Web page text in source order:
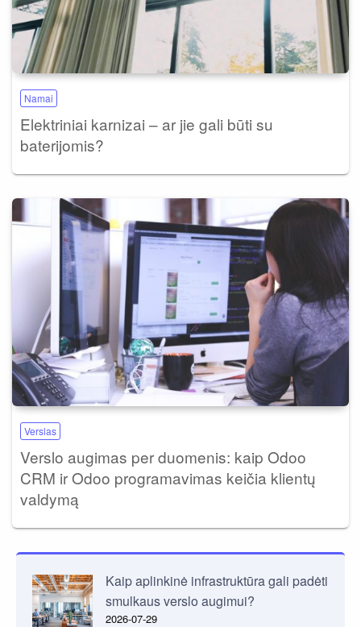
Namai
Elektriniai karnizai – ar jie gali būti su
baterijomis?
Verslas
Verslo augimas per duomenis: kaip Odoo
CRM ir Odoo programavimas keičia klientų
valdymą
Kaip aplinkinė infrastruktūra gali padėti
smulkaus verslo augimui?
2026-07-29